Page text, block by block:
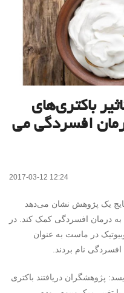
باکتری‌های
افسردگی می
2017-03-12 12:24
یک پژوهش نشان می‌دهد
به درمان افسردگی کمک کند. در
در ماست به عنوان
افسردگی نام بردند.
پژوهشگران دریافتند باکتری